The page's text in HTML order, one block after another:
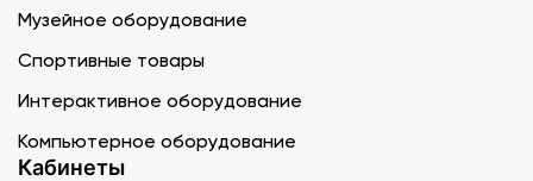
Музейное оборудование
Спортивные товары
Интерактивное оборудование
Компьютерное оборудование
Кабинеты